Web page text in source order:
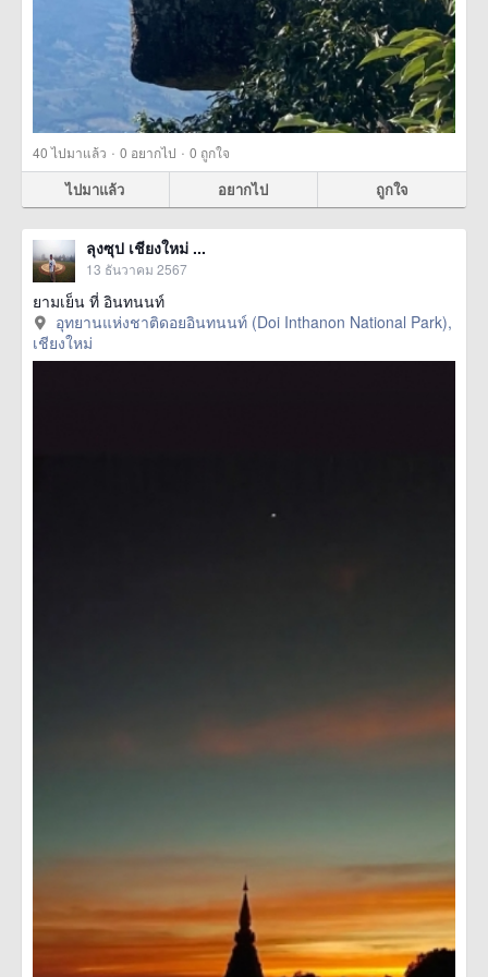
40ไปมาแล้ว · 0 อยากไป · 0 ถูกใจ
ไปมาแล้ว อยากไป ถูกใจ
ลุงซุป เชียงใหม่ ...
13 ธันวาคม 2567
ยามเย็น ที่ อินทนนท์
อุทยานแห่งชาติดอยอินทนนท์ (Doi Inthanon National Park),
เชียงใหม่